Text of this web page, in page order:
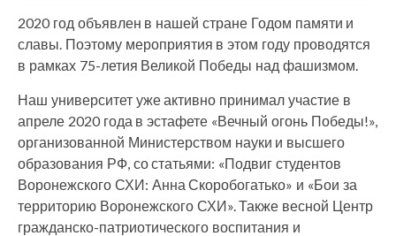
2020 год объявлен в нашей стране Годом памяти и
славы. Поэтому мероприятия в этом году проводятся
в рамках 75-летия Великой Победы над фашизмом.
Наш университет уже активно принимал участие в
апреле 2020 года в эстафете «Вечный огонь Победы!»,
организованной Министерством науки и высшего
образования РФ, со статьями: «Подвиг студентов
Воронежского СХИ: Анна Скоробогатько» и «Бои за
территорию Воронежского СХИ». Также весной Центр
гражданско-патриотического воспитания и